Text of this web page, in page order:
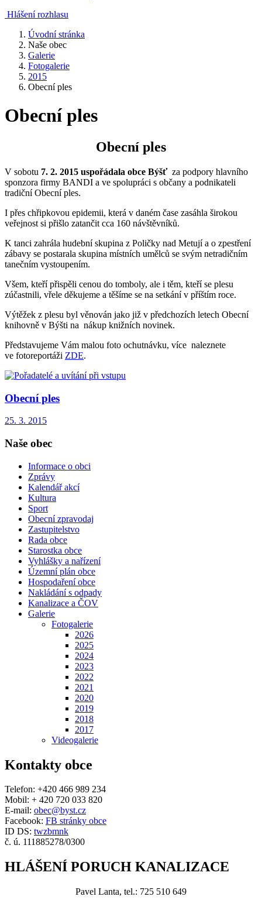
Hlášení rozhlasu
Úvodní stránka
Naše obec
Galerie
Fotogalerie
2015
Obecní ples
Obecní ples
Obecní ples
V sobotu 7. 2. 2015 uspořádala obce Býšťza podpory hlavního
sponzora firmy BANDI a ve spolupráci s občany a podnikateli
tradiční Obecní ples.
I přes chřipkovou epidemii, která v daném čase zasáhla širokou
veřejnost si přišlo zatančit cca 160 návštěvníků.
K tanci zahrála hudební skupina z Poličky nad Metují a o zpestření
zábavy se postarala skupina místních umělců se svým netradičním
tanečním vystoupením.
Všem, kteří přispěli cenou do tomboly, ale i těm, kteří se plesu
zúčastnili, vřele děkujeme a těšíme se na setkání v příštím roce.
Výtěžek z plesu byl věnován jako již v předchozích letech Obecní
knihovně v Býšti na nákup knižních novinek.
Představujeme Vám malou foto ochutnávku, více naleznete
ve fotoreportáži ZDE.
Obecní ples
25. 3. 2015
Naše obec
Informace o obci
Zprávy
Kalendář akcí
Kultura
Sport
Obecní zpravodaj
Zastupitelstvo
Rada obce
Starostka obce
Vyhlášky a nařízení
Územní plán obce
Hospodaření obce
Nakládání s odpady
Kanalizace a ČOV
Galerie
Fotogalerie
2026
2025
2024
2023
2022
2021
2020
2019
2018
2017
Videogalerie
Kontakty obce
Telefon: +420 466 989 234
Mobil: + 420 720 033 820
E-mail: obec@byst.cz
Facebook: FB stránky obce
ID DS: twzbmnk
č. ú. 111885278/0300
HLÁŠENÍ PORUCH KANALIZACE
Pavel Lanta, tel.: 725 510 649